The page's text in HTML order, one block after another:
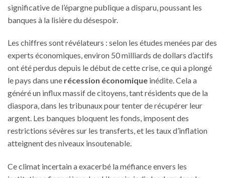
significative de l’épargne publique a disparu, poussant les
banques à la lisière du désespoir.
Les chiffres sont révélateurs : selon les études menées par des
experts économiques, environ 50 milliards de dollars d’actifs
ont été perdus depuis le début de cette crise, ce qui a plongé
le pays dans une récession économique inédite. Cela a
généré un influx massif de citoyens, tant résidents que de la
diaspora, dans les tribunaux pour tenter de récupérer leur
argent. Les banques bloquent les fonds, imposent des
restrictions sévères sur les transferts, et les taux d’inflation
atteignent des niveaux insoutenable.
Ce climat incertain a exacerbé la méfiance envers les